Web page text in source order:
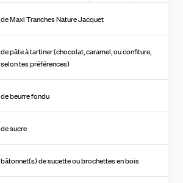
de Maxi Tranches Nature Jacquet
de pâte à tartiner (chocolat, caramel, ou confiture,
selon tes préférences)
de beurre fondu
de sucre
bâtonnet(s) de sucette ou brochettes en bois